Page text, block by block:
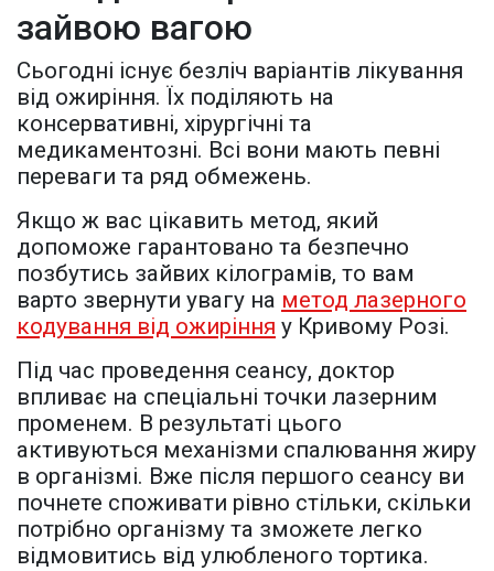
зайвою вагою
Сьогодні існує безліч варіантів лікування
від ожиріння. Їх поділяють на
консервативні, хірургічні та
медикаментозні. Всі вони мають певні
переваги та ряд обмежень.
Якщо ж вас цікавить метод, який
допоможе гарантовано та безпечно
позбутись зайвих кілограмів, то вам
варто звернути увагу на метод лазерного
кодування від ожиріння у Кривому Розі.
Під час проведення сеансу, доктор
впливає на спеціальні точки лазерним
променем. В результаті цього
активуються механізми спалювання жиру
в організмі. Вже після першого сеансу ви
почнете споживати рівно стільки, скільки
потрібно організму та зможете легко
відмовитись від улюбленого тортика.